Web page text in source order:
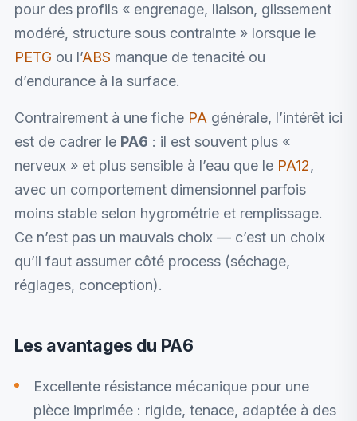
pour des profils « engrenage, liaison, glissement
modéré, structure sous contrainte » lorsque le
PETG ou l’ABS manque de tenacité ou
d’endurance à la surface.
Contrairement à une fiche PA générale, l’intérêt ici
est de cadrer le PA6 : il est souvent plus «
nerveux » et plus sensible à l’eau que le PA12,
avec un comportement dimensionnel parfois
moins stable selon hygrométrie et remplissage.
Ce n’est pas un mauvais choix — c’est un choix
qu’il faut assumer côté process (séchage,
réglages, conception).
Les avantages du PA6
Excellente résistance mécanique pour une
pièce imprimée : rigide, tenace, adaptée à des